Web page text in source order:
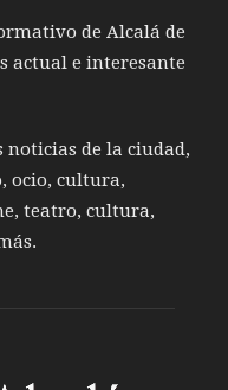
de Alcalá de
actual e interesante
de la ciudad,
ocio, cultura,
teatro, cultura,